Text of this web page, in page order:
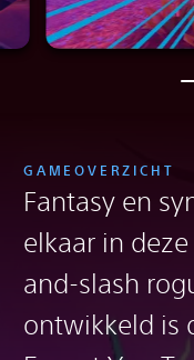
GAMEOVERZICHT
Fantasy en
elkaar in
and-slash
ontwikkeld is